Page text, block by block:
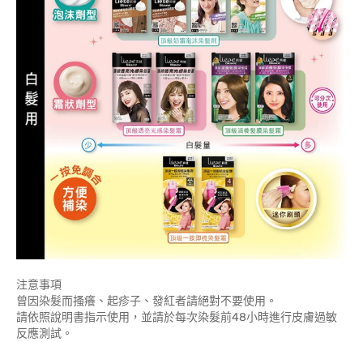
注意事項
曾因染髮而搔癢、起疹子、發紅者請絕對不要使用。
請依照說明書指示使用，並請於每次染髮前48小時進行皮膚過敏
反應測試。